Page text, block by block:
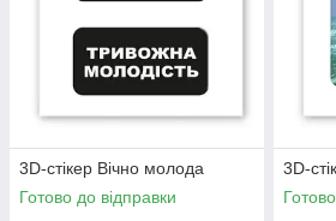
3D-стікер Вічно молода
Готово до відправки
3D-